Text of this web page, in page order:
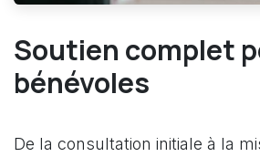
Soutien complet
bénévoles
De la consultation initiale à la